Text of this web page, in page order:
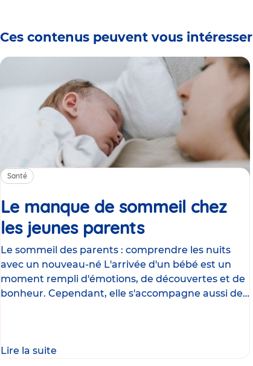
Ces contenus peuvent vous intéresser
Santé
Le manque de sommeil chez
les jeunes parentsArticle
Le sommeil des parents : comprendre les nuits
avec un nouveau-né L'arrivée d'un bébé est un
moment rempli d'émotions, de découvertes et de
bonheur. Cependant, elle s'accompagne aussi de
Lire la suite